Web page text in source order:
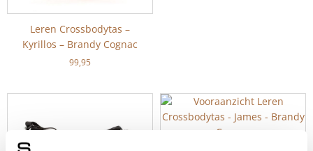
Leren Crossbodytas –
Kyrillos – Brandy Cognac
99,95